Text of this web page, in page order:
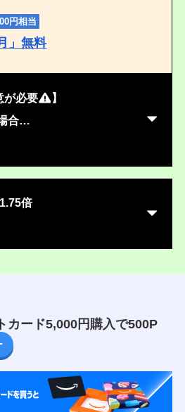
円相当
」無料
が必要
】
合…
倍
カード5,000円購入で500P